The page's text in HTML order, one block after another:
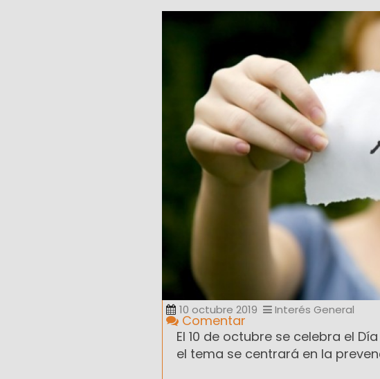
10 octubre 2019 Interés General
Comentar
El 10 de octubre se celebra el
el tema se centrará en la